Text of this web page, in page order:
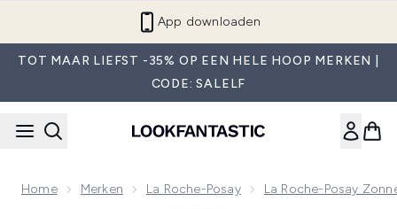
App downloaden
TOT MAAR LIEFST -35% OP EEN HELE HOOP MERKEN |
CODE: SALELF
Home Merken La Roche-Posay La Roche-Posay